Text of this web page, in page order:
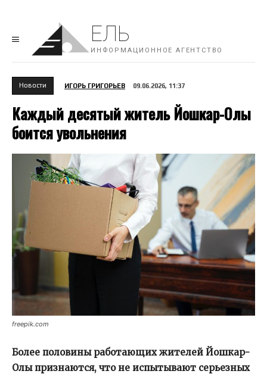
ЕЛЬ
ИНФОРМАЦИОННОЕ АГЕНТСТВО
Новости ИГОРЬ ГРИГОРЬЕВ 09.06.2026, 11:37
Каждый десятый житель Йошкар-Олы
боится увольнения
freepik.com
Более половины работающих жителей Йошкар-
Олы признаются, что не испытывают серьезных